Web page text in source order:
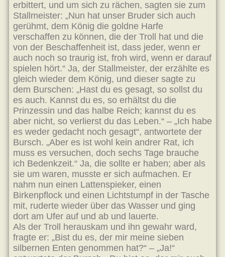
erbittert, und um sich zu rächen, sagten sie zum
Stallmeister: „Nun hat unser Bruder sich auch
gerühmt, dem König die goldne Harfe
verschaffen zu können, die der Troll hat und die
von der Beschaffenheit ist, dass jeder, wenn er
auch noch so traurig ist, froh wird, wenn er darauf
spielen hört.“ Ja, der Stallmeister, der erzählte es
gleich wieder dem König, und dieser sagte zu
dem Burschen: „Hast du es gesagt, so sollst du
es auch. Kannst du es, so erhältst du die
Prinzessin und das halbe Reich; kannst du es
aber nicht, so verlierst du das Leben.“ – „Ich habe
es weder gedacht noch gesagt“, antwortete der
Bursch. „Aber es ist wohl kein andrer Rat, ich
muss es versuchen, doch sechs Tage brauche
ich Bedenkzeit.“ Ja, die sollte er haben; aber als
sie um waren, musste er sich aufmachen. Er
nahm nun einen Lattenspieker, einen
Birkenpflock und einen Lichtstumpf in der Tasche
mit, ruderte wieder über das Wasser und ging
dort am Ufer auf und ab und lauerte.
Als der Troll herauskam und ihn gewahr ward,
fragte er: „Bist du es, der mir meine sieben
silbernen Enten genommen hat?“ – „Ja!“